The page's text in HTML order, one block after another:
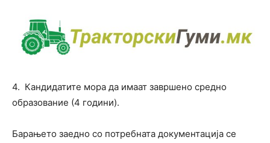
4. Кандидатите мора да имаат завршено средно
образование (4 години).
Барањето заедно со потребната документација се